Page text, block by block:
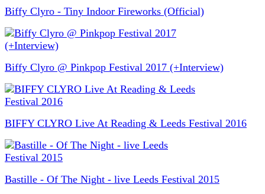
Biffy Clyro - Tiny Indoor Fireworks (Official)
Biffy Clyro @ Pinkpop Festival 2017 (+Interview)
BIFFY CLYRO Live At Reading & Leeds Festival 2016
Bastille - Of The Night - live Leeds Festival 2015